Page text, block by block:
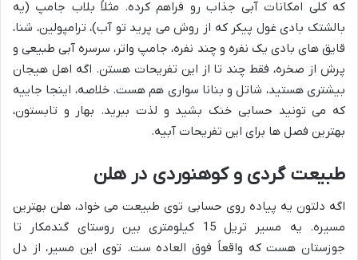
که کلی امکانات آبی جذاب رو فراهم کرده. مثلاً بلاب جامپ (یه
بالشتک بادی غول پیکر که از روش می پرید تو آب)، ترامپولین، شنا،
قایق های بادی یک نفره و چند نفره، جامپ واتر، سرسره آبی طبیعی و
پرش از صخره، فقط چند تا از این تفریحات هستن. اگه اهل هیجان
بیشتری هستید، شاتل و بنانا سواری هم هست. خلاصه، اینجا جاییه
که می تونید حسابی خنک بشید و لذت ببرید. بهار و تابستون،
بهترین فصل ها برای این تفریحات آبیه.
طبیعت گردی و کوهنوردی در هلن
اگه دلتون یه پیاده روی حسابی توی طبیعت می خواد، هلن بهترین
مسیره. یه مسیر تریل 15 کیلومتری بین روستای گندمکار تا
جوزستان هست که واقعاً فوق العاده ست. توی این مسیر، از دل